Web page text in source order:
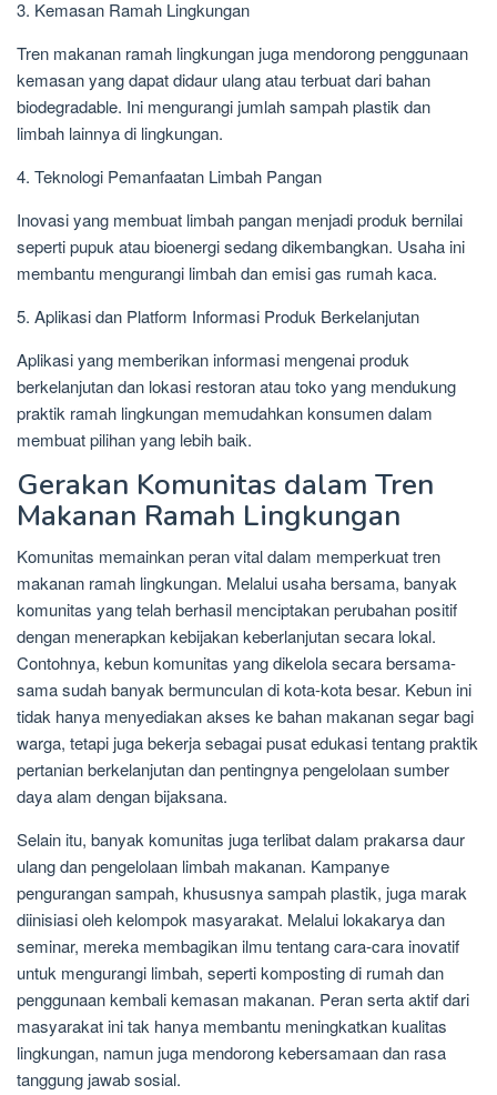
3. Kemasan Ramah Lingkungan
Tren makanan ramah lingkungan juga mendorong penggunaan
kemasan yang dapat didaur ulang atau terbuat dari bahan
biodegradable. Ini mengurangi jumlah sampah plastik dan
limbah lainnya di lingkungan.
4. Teknologi Pemanfaatan Limbah Pangan
Inovasi yang membuat limbah pangan menjadi produk bernilai
seperti pupuk atau bioenergi sedang dikembangkan. Usaha ini
membantu mengurangi limbah dan emisi gas rumah kaca.
5. Aplikasi dan Platform Informasi Produk Berkelanjutan
Aplikasi yang memberikan informasi mengenai produk
berkelanjutan dan lokasi restoran atau toko yang mendukung
praktik ramah lingkungan memudahkan konsumen dalam
membuat pilihan yang lebih baik.
Gerakan Komunitas dalam Tren
Makanan Ramah Lingkungan
Komunitas memainkan peran vital dalam memperkuat tren
makanan ramah lingkungan. Melalui usaha bersama, banyak
komunitas yang telah berhasil menciptakan perubahan positif
dengan menerapkan kebijakan keberlanjutan secara lokal.
Contohnya, kebun komunitas yang dikelola secara bersama-
sama sudah banyak bermunculan di kota-kota besar. Kebun ini
tidak hanya menyediakan akses ke bahan makanan segar bagi
warga, tetapi juga bekerja sebagai pusat edukasi tentang praktik
pertanian berkelanjutan dan pentingnya pengelolaan sumber
daya alam dengan bijaksana.
Selain itu, banyak komunitas juga terlibat dalam prakarsa daur
ulang dan pengelolaan limbah makanan. Kampanye
pengurangan sampah, khususnya sampah plastik, juga marak
diinisiasi oleh kelompok masyarakat. Melalui lokakarya dan
seminar, mereka membagikan ilmu tentang cara-cara inovatif
untuk mengurangi limbah, seperti komposting di rumah dan
penggunaan kembali kemasan makanan. Peran serta aktif dari
masyarakat ini tak hanya membantu meningkatkan kualitas
lingkungan, namun juga mendorong kebersamaan dan rasa
tanggung jawab sosial.